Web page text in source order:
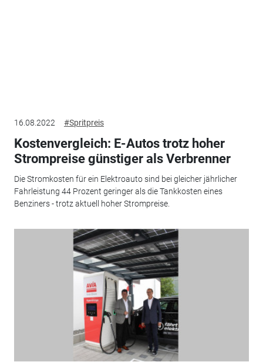
16.08.2022 #Spritpreis
Kostenvergleich: E-Autos trotz hoher
Strompreise günstiger als Verbrenner
Die Stromkosten für ein Elektroauto sind bei gleicher jährlicher
Fahrleistung 44 Prozent geringer als die Tankkosten eines
Benziners - trotz aktuell hoher Strompreise.